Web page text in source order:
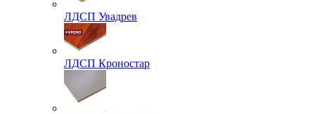
ЛДСП Увадрев
ЛДСП Кроностар